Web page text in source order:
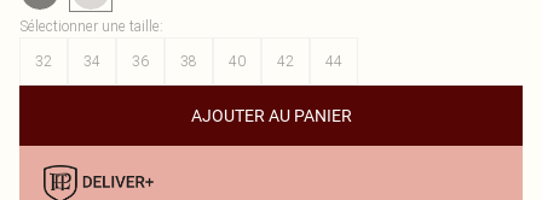
Sélectionner une taille:
32
34 36 38 40 42 44
AJOUTER AU PANIER